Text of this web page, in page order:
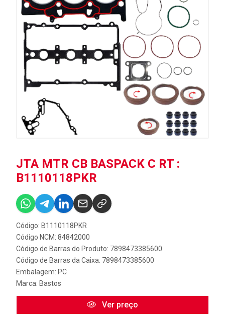
JTA MTR CB BASPACK C RT :
B1110118PKR
Código: B1110118PKR
Código NCM: 84842000
Código de Barras do Produto: 7898473385600
Código de Barras da Caixa: 7898473385600
Embalagem: PC
Marca: Bastos
Ver preço